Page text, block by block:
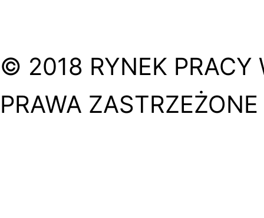
© 2018 RYNEK PRACY
PRAWA ZASTRZEŻONE